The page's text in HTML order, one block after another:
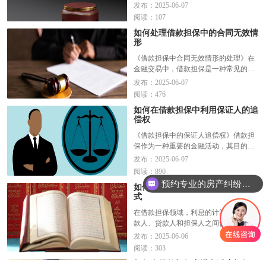
债权人、债务人和担保人三方利益。其
中，担保人的责任在于为债务人提供保
获得偿还。然而，在实际操作中，权利
主张的时效问题常常成为困扰...
文>>
发布：2025-06-07
阅读：107
如何处理借款担保中的合同无效情
形
《借款担保中合同无效情形的处理》在
金融交易中，借款担保是一种常见的风
险管理手段。然而，在实际操作过程
中，由于各种原因，借款担保合同可能
借款人、贷款人以及担保人都会面临一
定的法律风险和经济损失。因此...
全文>>
发布：2025-06-07
阅读：476
如何在借款担保中利用保证人的追
偿权
《借款担保中的保证人追偿权》借款担
保作为一种重要的金融活动，其目的是
为了保障贷款的安全，降低借贷风险。
在借款担保活动中，保证人作为第三方
承担了连带责任，一旦借款人无法偿还
债务，保证人将代替借款人履行还款义
务。而在此过程中，保证人享...阅读全
文>>
发布：2025-06-07
阅读：890
如何确定借款担保中的利息计算方
式
在借款担保领域，利息的计算方式是借
款人、贷款人和担保人之间合作的关键
因素之一。正确理解并选择合适的利息
计算方式不仅能够确保借款人的利益，
发布：2025-06-06
阅读：303
预约专业的房产纠纷律师